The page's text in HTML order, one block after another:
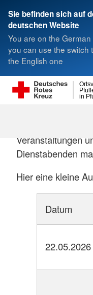
Sie befinden sich auf
deutschen Website
You are on the German
you can use the switch
the English one
in
Suche
Veranstaltungen
Dienstabenden
Hier eine kleine
Datum
22.05.2026